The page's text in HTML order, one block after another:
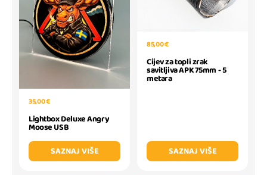
35,00 €
Lightbox Deluxe Angry
Moose USB
SAZNAJ VIŠE
85,00 €
Cijev za topli zrak
savitljiva APK 75mm - 5
metara
SAZNAJ VIŠE